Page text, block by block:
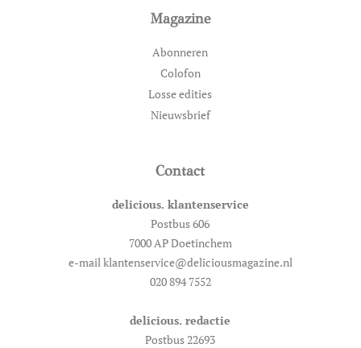
Magazine
Abonneren
Colofon
Losse edities
Nieuwsbrief
Contact
delicious. klantenservice
Postbus 606
7000 AP Doetinchem
e-mail klantenservice@deliciousmagazine.nl
020 894 7552
delicious. redactie
Postbus 22693